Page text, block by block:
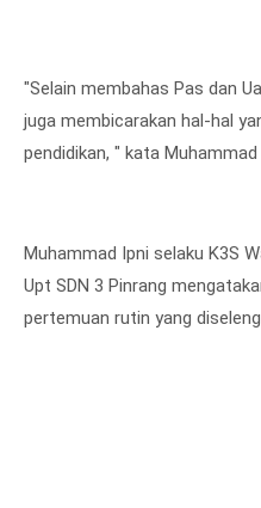
"Selain membahas Pas dan
juga membicarakan hal-hal
pendidikan, " kata Muhammad
Muhammad Ipni selaku K3S
Upt SDN 3 Pinrang
pertemuan rutin yang